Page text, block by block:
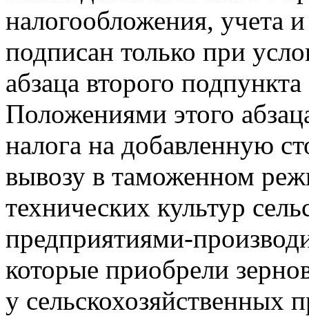
налогообложения, учета
подписан только при
абзаца второго
Положениями этого
налога на добавленную
вывозу в таможенном
технических культур
предприятиями-
которые приобрели
у сельскохозяйственных